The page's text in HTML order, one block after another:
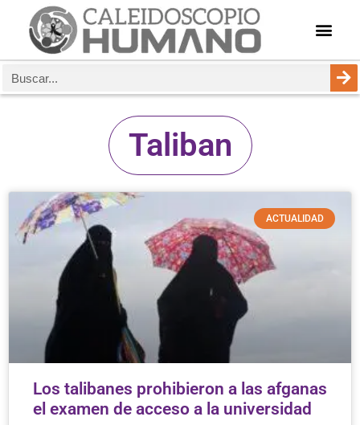
Taliban
ACTUALIDAD
Los talibanes prohibieron a las afganas
el examen de acceso a la universidad